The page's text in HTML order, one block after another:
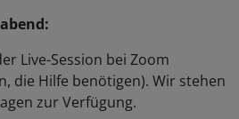
Live-Session bei Zoom
die Hilfe benötigen). Wir stehen
zur Verfügung.